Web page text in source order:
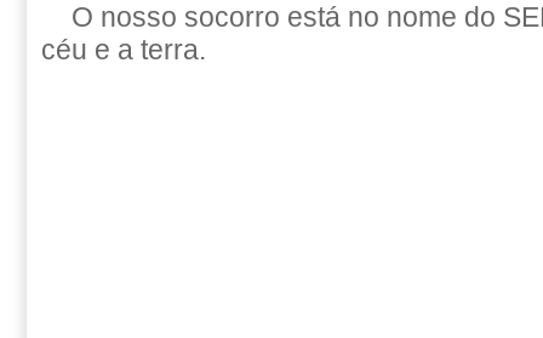
O nosso socorro está no nome do
céu e a terra.